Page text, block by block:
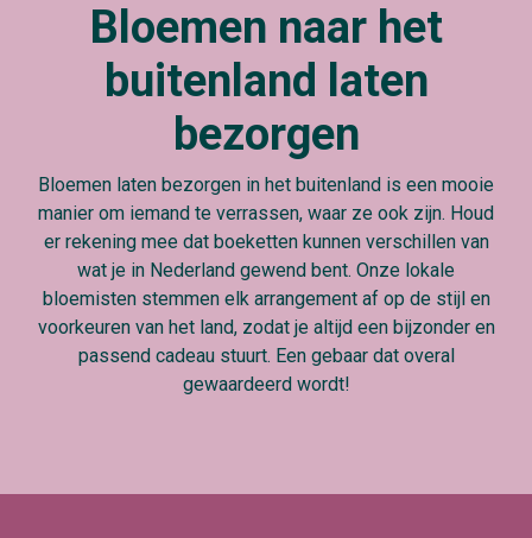
Bloemen naar het
buitenland laten
bezorgen
Bloemen laten bezorgen in het buitenland is een mooie
manier om iemand te verrassen, waar ze ook zijn. Houd
er rekening mee dat boeketten kunnen verschillen van
wat je in Nederland gewend bent. Onze lokale
bloemisten stemmen elk arrangement af op de stijl en
voorkeuren van het land, zodat je altijd een bijzonder en
passend cadeau stuurt. Een gebaar dat overal
gewaardeerd wordt!